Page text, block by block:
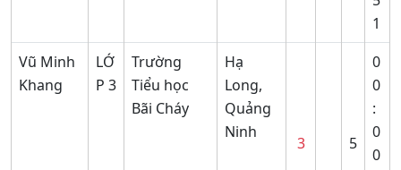
1
Vũ Minh
Khang
LỚ
P 3
Trường
Tiểu học
Bãi Cháy
Hạ
Long,
Quảng
Ninh
3 5
0
0
:
0
0